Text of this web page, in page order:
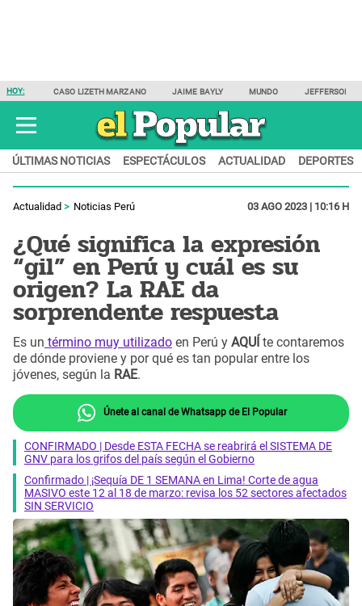
HOY: CASO LIZETH MARZANO JAIME BAYLY MUNDO JEFFERSON
ÚLTIMAS NOTICIAS ESPECTÁCULOS ACTUALIDAD DEPORTES
Actualidad Noticias Perú 03 AGO 2023 | 10:16 H
¿Qué significa la expresión
“gil” en Perú y cuál es su
origen? La RAE da
sorprendente respuesta
Es un término muy utilizado en Perú y AQUÍ te contaremos
de dónde proviene y por qué es tan popular entre los
jóvenes, según la RAE.
Únete al canal de Whatsapp de El Popular
CONFIRMADO | Desde ESTA FECHA se reabrirá el SISTEMA DE
GNV para los grifos del país según el Gobierno
Confirmado | ¡Sequía DE 1 SEMANA en Lima! Corte de agua
MASIVO este 12 al 18 de marzo: revisa los 52 sectores afectados
SIN SERVICIO